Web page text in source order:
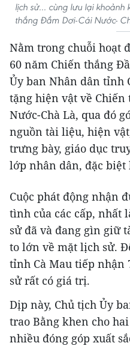
lịch sử... cùng lưu lại
thắng Đầm Dơi-Cái Nước-
Nằm trong chuỗi hoạt
60 năm Chiến thắng
Ủy ban Nhân dân tỉnh
tặng hiện vật về Chiến
Nước-Chà Là, qua đó
nguồn tài liệu, hiện
trưng bày, giáo dục
lớp nhân dân, đặc biệt
Cuộc phát động nhận
tình của các cấp, nhất
sử đã và đang gìn giữ
to lớn về mặt lịch sử.
tỉnh Cà Mau tiếp
sử rất có giá trị.
Dịp này, Chủ tịch Ủy
trao Bằng khen cho
nhiều đóng góp xuất